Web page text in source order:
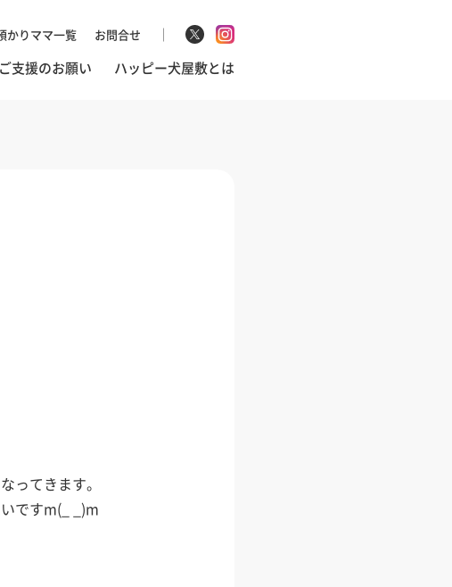
かりママ一覧 お問合せ
ご支援のお願い ハッピー犬屋敷とは
ってきます。
ですm(_ _)m